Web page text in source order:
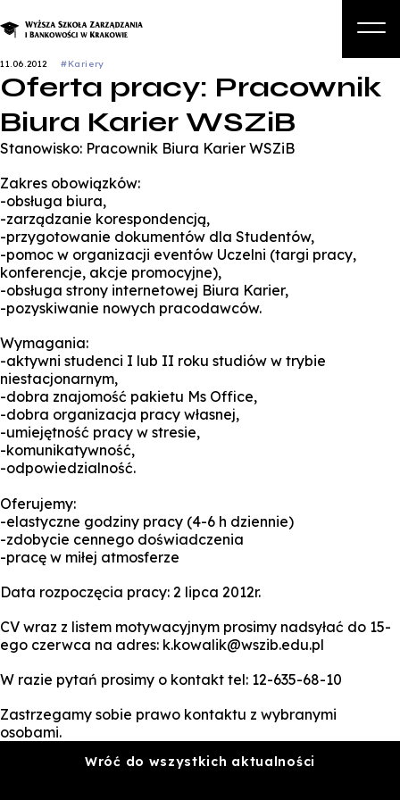
O nas
11.06.2012 #Kariery
Oferta pracy: Pracownik
Biura Karier WSZiB
Stanowisko: Pracownik Biura Karier WSZiB
Zakres obowiązków:
-obsługa biura,
-zarządzanie korespondencją,
-przygotowanie dokumentów dla Studentów,
-pomoc w organizacji eventów Uczelni (targi pracy,
konferencje, akcje promocyjne),
-obsługa strony internetowej Biura Karier,
-pozyskiwanie nowych pracodawców.
Wymagania:
-aktywni studenci I lub II roku studiów w trybie
niestacjonarnym,
-dobra znajomość pakietu Ms Office,
-dobra organizacja pracy własnej,
-umiejętność pracy w stresie,
-komunikatywność,
-odpowiedzialność.
Oferujemy:
-elastyczne godziny pracy (4-6 h dziennie)
-zdobycie cennego doświadczenia
-pracę w miłej atmosferze
Data rozpoczęcia pracy: 2 lipca 2012r.
CV wraz z listem motywacyjnym prosimy nadsyłać do 15-
ego czerwca na adres: k.kowalik@wszib.edu.pl
W razie pytań prosimy o kontakt tel: 12-635-68-10
Zastrzegamy sobie prawo kontaktu z wybranymi
osobami.
Wróć do wszystkich aktualności